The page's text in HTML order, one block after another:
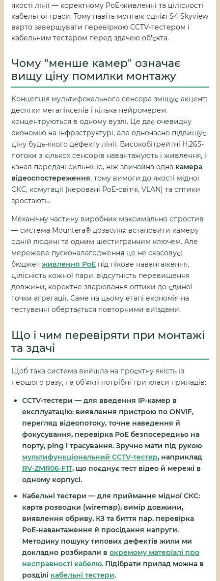
якості лінії — коректному PoE-живленні та цілісності
кабельної траси. Тому навіть монтаж однієї S4 Skyview
варто завершувати перевіркою CCTV-тестером і
кабельним тестером перед здачею об'єкта.
Чому "менше камер" означає
вищу ціну помилки монтажу
Концепція мультифокального сенсора зміщує акцент:
десятки мегапікселів і кілька нейромереж
концентруються в одному вузлі. Це дає очевидну
економію на інфраструктурі, але одночасно підвищує
ціну будь-якого дефекту лінії. Високобітрейтні H.265-
потоки з кількох сенсорів навантажують і живлення, і
канал передачі сильніше, ніж звичайна одна камера
відеоспостереження, тому вимоги до якості мідної
СКС, комутації (керовані PoE-світчі, VLAN) та оптики
зростають.
Механічну частину виробник максимально спростив
— система Mountera® дозволяє встановити камеру
одній людині та одним шестигранним ключем. Але
мережеве пусконалагодження це не скасовує:
бюджет живлення PoE під пікове навантаження,
цілісність кожної пари, відсутність перевищення
довжини, коректне зварювання оптики до єдиної
точки агрегації. Саме на цьому етапі економія на
тестуванні обертається повторними виїздами.
Що і чим перевіряти при монтажі
та здачі
Щоб така система вийшла на проєктну якість із
першого разу, на об'єкті потрібні три класи приладів:
CCTV-тестери — для введення IP-камер в
експлуатацію: виявлення пристрою по ONVIF,
перегляд відеопотоку, точне наведення й
фокусування, перевірка PoE безпосередньо на
порту, ping і трасування. Зручно мати під рукою
мультифункціональний CCTV-тестер, наприклад
RV-ZMR06-F1T, що поєднує тест відео й мережі в
одному корпусі.
Кабельні тестери — для приймання мідної СКС:
карта розводки (wiremap), вимір довжини,
виявлення обриву, КЗ та биття пар, перевірка
PoE-навантаження й просідання напруги.
Методику пошуку типових дефектів жили ми
докладно розбирали в окремому матеріалі про
несправності кабелю. Підібрати прилад можна в
розділі кабельні тестери.